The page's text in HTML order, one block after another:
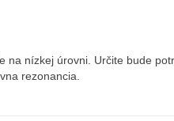
na nízkej úrovni. Určite bude
rezonancia.